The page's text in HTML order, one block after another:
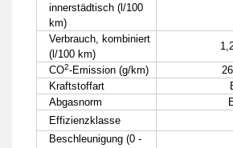
innerstädtisch (l/100
km)
Verbrauch, kombiniert
(l/100 km)
CO2-Emission (g/km)
Kraftstoffart
Abgasnorm
Effizienzklasse
Beschleunigung (0 -